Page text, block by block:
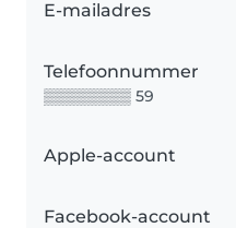
E-mailadres
Telefoonnummer
▒▒▒▒▒▒▒▒ 59
Apple-account
Facebook-account